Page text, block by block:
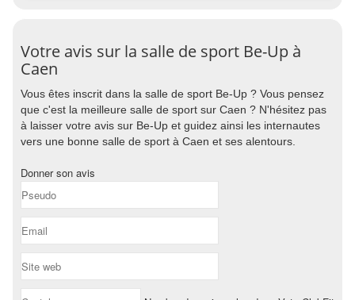
Votre avis sur la salle de sport Be-Up à
Caen
Vous êtes inscrit dans la salle de sport Be-Up ? Vous pensez
que c'est la meilleure salle de sport sur Caen ? N'hésitez pas
à laisser votre avis sur Be-Up et guidez ainsi les internautes
vers une bonne salle de sport à Caen et ses alentours.
Donner son avis